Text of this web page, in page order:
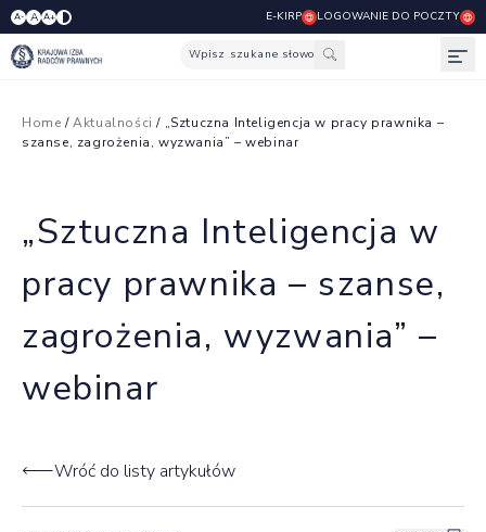
A- A A+ E-KIRP LOGOWANIE DO POCZTY
Wpisz szukane słowo
Home /Aktualności / „Sztuczna Inteligencja w pracy prawnika –
szanse, zagrożenia, wyzwania” – webinar
„Sztuczna Inteligencja w
pracy prawnika – szanse,
zagrożenia, wyzwania” –
webinar
Wróć do listy artykułów